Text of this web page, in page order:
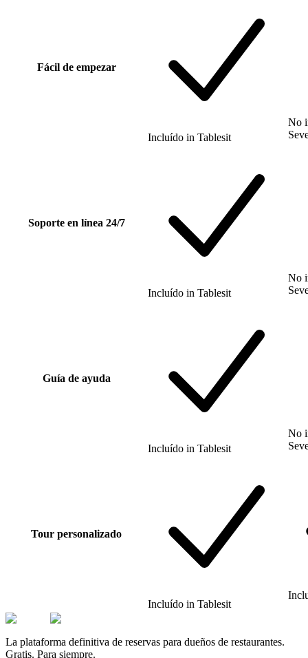
Fácil de empezar
Incluído in Tablesit
No
Soporte en línea 24/7
Incluído in Tablesit
No
Guía de ayuda
Incluído in Tablesit
No
Tour personalizado
Incluído in Tablesit
La plataforma definitiva de reservas para dueños de restaurantes.
Gratis. Para siempre.